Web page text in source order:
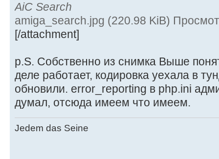
AiC Search
amiga_search.jpg (220.98 KiB)
[/attachment]
p.S. Собственно из снимка Выше
деле работает, кодировка уехала в
обновили. error_reporting в php.ini
думал, отсюда имеем что имеем.
Jedem das Seine